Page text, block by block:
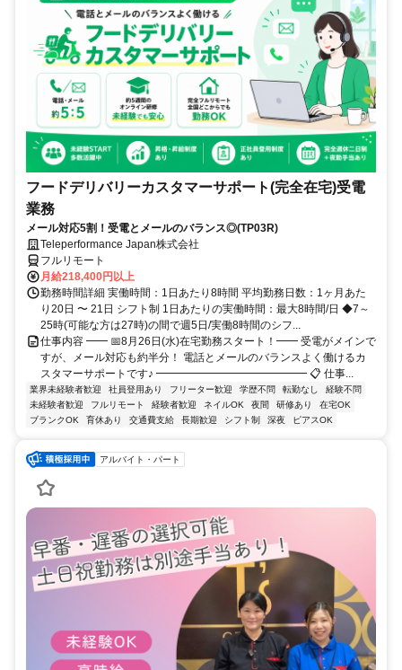
フードデリバリーカスタマーサポート(完全在宅)受電
業務
メール対応5割！受電とメールのバランス◎(TP03R)
Teleperformance Japan株式会社
フルリモート
月給218,400円以上
勤務時間詳細 実働時間：1日あたり8時間 平均勤務日数：1ヶ月あた
り20日 〜 21日 シフト制 1日あたりの実働時間：最大8時間/日 ◆7～
25時(可能な方は27時)の間で週5日/実働8時間のシフ...
仕事内容 ━━ 📅8月26日(水)在宅勤務スタート！━━ 受電がメインで
すが、メール対応も約半分！ 電話とメールのバランスよく働けるカ
スタマーサポートです♪ ━━━━━━━━━━━━━━ 📋 仕事...
業界未経験者歓迎 社員登用あり フリーター歓迎 学歴不問 転勤なし
経験不問
未経験者歓迎
フルリモート 経験者歓迎 ネイルOK 夜間 研修あり
在宅OK
ブランクOK
育休あり 交通費支給 長期歓迎 シフト制 深夜 ピアスOK
アルバイト・パート